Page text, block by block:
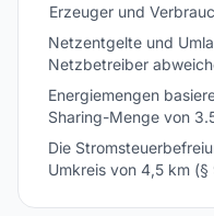
Erzeuger und
Netzentgelte und
Netzbetreiber
Energiemengen
Sharing-Menge von
Die
Umkreis von 4,5 km (§